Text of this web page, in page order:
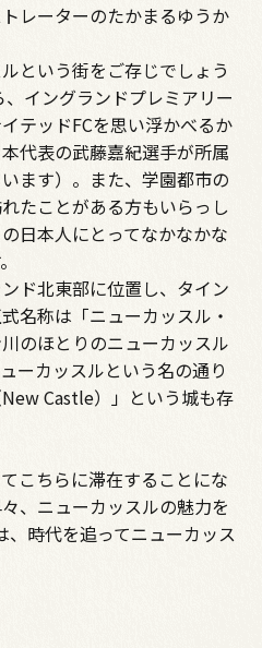
レーターのたかまるゆうか
という街をご存じでしょう
イングランドプレミアリー
テッドFCを思い浮かべるか
代表の武藤嘉紀選手が所属
ます）。また、学園都市の
たことがある方もいらっし
日本人にとってなかなかな
ド北東部に位置し、タイン
名称は「ニューカッスル・
のほとりのニューカッスル
ーカッスルという名の通り
Castle）」という城も存
こちらに滞在することにな
、ニューカッスルの魅力を
、時代を追ってニューカッス